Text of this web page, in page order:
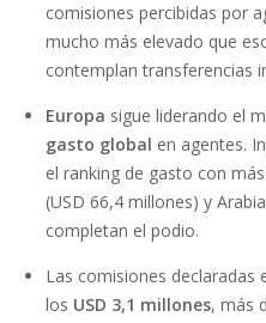
comisiones percibidas por
mucho más elevado que
contemplan transferencias
Europa sigue liderando el
gasto global en agentes.
el ranking de gasto con
(USD 66,4 millones) y
completan el podio.
Las comisiones
los USD 3,1 millones, más